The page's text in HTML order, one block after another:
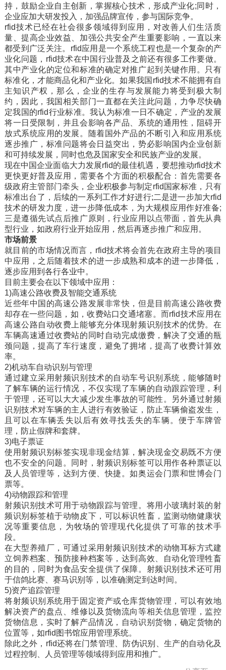
持，鼓励企业自主创新，掌握核心技术，形成产业化;同时，
企业应加大研发投入，加强品牌宣传，参与国际竞争。
rfid技术已经在社会很多领域得到应用，对改善人们生活质
量、提高企业效益、加强公共安全产生重要影响，一直以来
都受到广泛关注。rfid应用是一个系统工程也是一个复杂的产
业化问题，rfid技术在中国行业普及之前还有很多工作要做。
其中产业化的定位和标准的确定对推广起到关键作用。只有
标准化，才能商品化和产业化。如果我国rfid技术不能拥有自
主知识产权，那么，企业的生存与发展能力将受到极大制
约，因此，我国相关部门一直都在关注此问题，力争尽快确
定我国的rfid行业标准。我认为标准一日不确定，产业的发展
将一日受限制，并且会影响各产品、系统的通用性，阻碍开
放式系统应用的发展。随着国外产品的不断引入和应用系统
逐步推广，标准问题将会日益突出，势必影响国内企业创新
和可持续发展，同时也危及国家安全和民族产业的发展。
现在中国企业面临大力发展rfid的最佳机遇，要想推动rfid技术
更快更好普及应用，需要各个方面的积极配合：首先需要各
级政府主管部门牵头，企业积极参与制定rfid国家标准，只有
标准出台了，后续的一系列工作才好进行;二是进一步加大rfid
技术的研发力度，进一步降低成本，为大规模应用作好准备;
三是遵循先试点后推广原则，行业应用以点带面，首先从典
型行业，如政府行业开始应用，然后再逐步推广和应用。
市场前景
就目前的市场情况而言，rfid技术将会首先在政府主导的项目
中应用，之后随着技术的进一步成熟和成本的进一步降低，
逐步应用到各行各业中。
目前主要会在以下领域中应用：
1)高速公路收费及智能交通系统
近些年中国的高速公路发展非常快，但是目前高速公路收费
却存在一些问题，如，收费站口交通堵塞。而rfid技术应用在
高速公路自动收费上能够充分体现射频识别技术的优势。在
车辆高速通过收费站的同时自动完成缴费，解决了交通的瓶
颈问题，提高了车行速度，避免了拥堵，提高了收费计算效
率。
2)机动车自动识别与管理
通过建立采用射频识别技术的自动车号识别系统，能够随时
了解车辆的运行情况，不仅实现了车辆的自动跟踪管理，利
于管理，还可以大大减少发生事故的可能性。另外通过射频
识别技术对车辆的主人进行有效验证，防止车辆偷盗发生，
且可以在车辆丢失以后有效寻找丢失的车辆。便于车牌管
理，防止假牌和套牌。
3)电子票证
使用射频识别标签实现非现金结算，解决现金交易既不方便
也不安全的问题。同时，射频识别标签可以用作各种票证以
及人员管理等，达到方便、快捷。如奥运会门票和世博会门
票等。
4)动物跟踪和管理
射频识别技术可用于动物跟踪与管理。将用小玻璃封装的射
频识别标签植于动物皮下，可以标识牲畜，监测动物健康状
况等重要信息，为牧场的管理现代化提供了可靠的技术手
段。
在大型养殖厂，可通过采用射频识别技术的动物耳标方式建
立饲养档案、预防接种档案等，达到高效、自动化管理牲畜
的目的，同时为食品安全提供了保障。射频识别技术还可用
于信鸽比赛、赛马识别等，以准确测定到达时间。
5)资产追踪管理
将射频识别系统用于固定资产或仓库货物管理，可以有效地
解决资产的盘点、维修以及货物流向等相关信息管理，监控
货物信息，实时了解产品情况，自动识别货物，确定货物的
位置等，如rfid图书馆应用管理系统。
除此之外，rfid还将在门禁管理、防伪识别、生产的自动化及
过程控制、人员管理等领域得到应用和推广。